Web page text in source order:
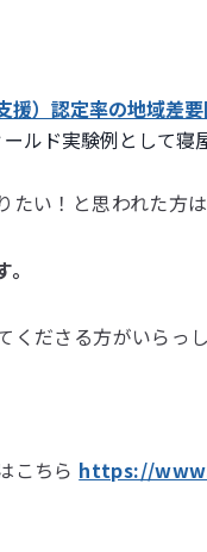
）認定率の地域差要
ルド実験例として寝
い！と思われた方
ださる方がいらっ
こちら https://